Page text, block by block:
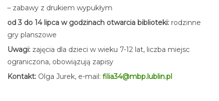
– zabawy z drukiem wypukłym
od 3 do 14 lipca w godzinach otwarcia biblioteki: rodzinne
gry planszowe
Uwagi: zajęcia dla dzieci w wieku 7-12 lat, liczba miejsc
ograniczona, obowiązują zapisy
Kontakt: Olga Jurek, e-mail: filia34@mbp.lublin.pl